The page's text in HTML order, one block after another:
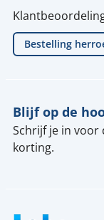
Blijf op de
Schrijf je in voor
korting.
Bestelling